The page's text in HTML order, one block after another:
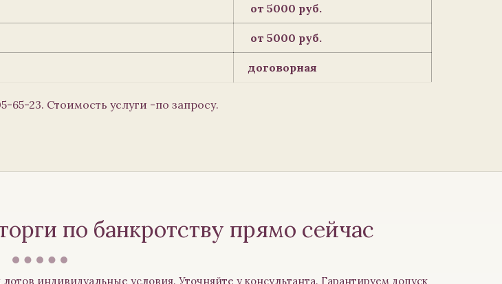
от 5000 руб.
от 5000 руб.
договорная
65-23. Стоимость услуги -по запросу.
по банкротству прямо сейчас
индивидуальные условия. Уточняйте у консультанта. Гарантируем допуск